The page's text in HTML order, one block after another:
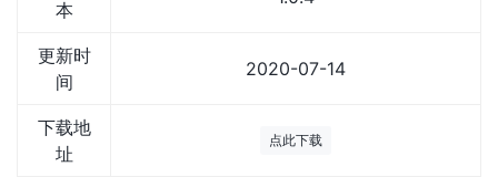
本
更新时
间
2020-07-14
下载地
址
点此下载